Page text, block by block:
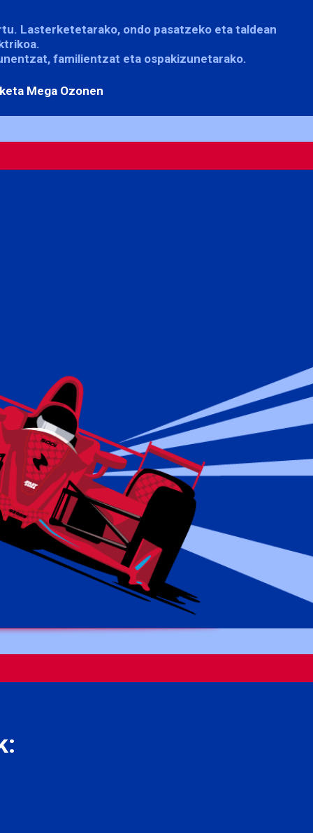
Lasterketetarako, ondo pasatzeko eta taldean
familientzat eta ospakizunetarako.
Mega Ozonen